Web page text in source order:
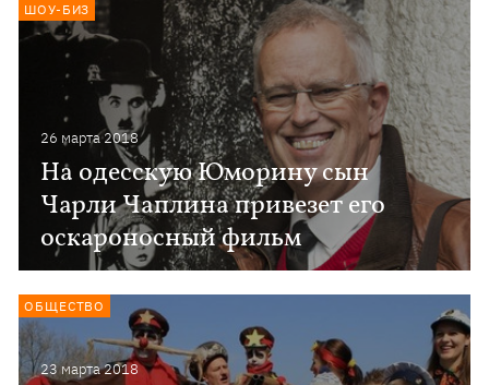
26 марта 2018
На одесскую Юморину сын
Чарли Чаплина привезет его
оскароносный фильм
ШОУ-БИЗ
23 марта 2018
ОБЩЕСТВО